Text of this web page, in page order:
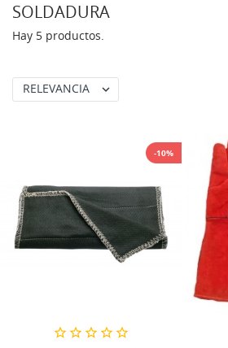
SOLDADURA
Hay 5 productos.
RELEVANCIA 
-10%